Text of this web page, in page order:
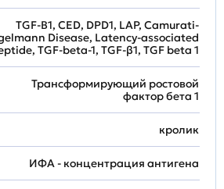
TGF-B1, CED, DPD1, LAP, Camurati-
Disease, Latency-associated
TGF-beta-1, TGF-β1, TGF beta 1
Трансформирующий ростовой
фактор бета 1
кролик
ИФА - концентрация антигена